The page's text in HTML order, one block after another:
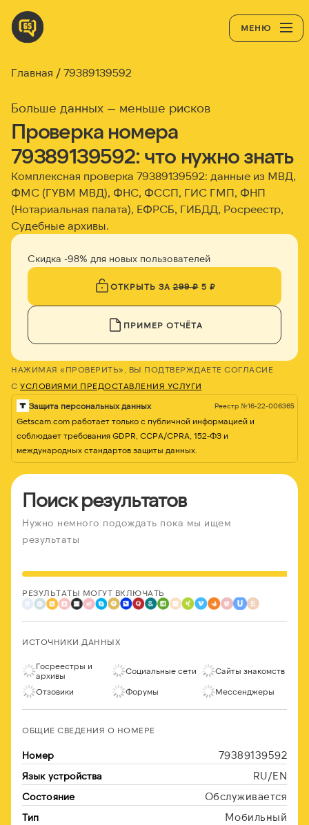
МЕНЮ
Главная 79389139592
Больше данных — меньше рисков
Проверка номера
79389139592: что нужно знать
Комплексная проверка 79389139592: данные из МВД,
ФМС (ГУВМ МВД), ФНС, ФССП, ГИС ГМП, ФНП
(Нотариальная палата), ЕФРСБ, ГИБДД, Росреестр,
Судебные архивы.
Скидка -98% для новых пользователей
ОТКРЫТЬ ЗА299 ₽5 ₽
ПРИМЕР ОТЧЁТА
НАЖИМАЯ «ПРОВЕРИТЬ», ВЫ ПОДТВЕРЖДАЕТЕ СОГЛАСИЕ
С УСЛОВИЯМИ ПРЕДОСТАВЛЕНИЯ УСЛУГИ
Защита персональных данных Реестр №16-22-006365
Getscam.com работает только с публичной информацией и
соблюдает требования GDPR, CCPA/CPRA, 152-ФЗ и
международных стандартов защиты данных.
Поиск результатов
Нужно немного подождать пока мы ищем
результаты
РЕЗУЛЬТАТЫ МОГУТ ВКЛЮЧАТЬ
ИСТОЧНИКИ ДАННЫХ
Госреестры и
архивы
Социальные сети Сайты знакомств
Отзовики Форумы Мессенджеры
ОБЩИЕ СВЕДЕНИЯ О НОМЕРЕ
Номер 79389139592
Язык устройства RU/EN
Состояние Обслуживается
Тип Мобильный